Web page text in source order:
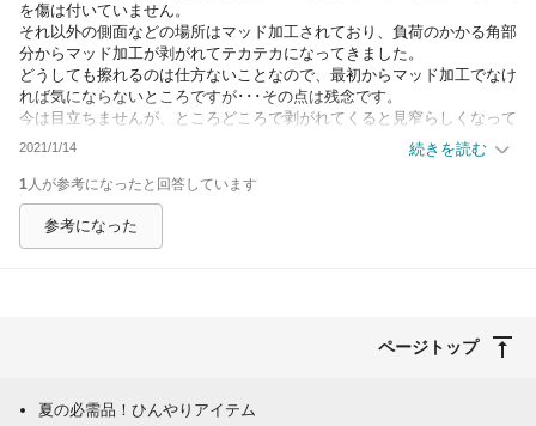
を傷は付いていません。
それ以外の側面などの場所はマッド加工されており、負荷のかかる角部
分からマッド加工が剥がれてテカテカになってきました。
どうしても擦れるのは仕方ないことなので、最初からマッド加工でなけ
れば気にならないところですが･･･その点は残念です。
今は目立ちませんが、ところどころで剥がれてくると見窄らしくなって
しまうので･･･そこで変え時かなと思ってます。
二週間でこの症状が出てきたので･･･そこまで先の話ではなさそうで
す。。
2021/1/14 続きを読む
1人が参考になったと回答しています
参考になった
ページトップ
夏の必需品！ひんやりアイテム